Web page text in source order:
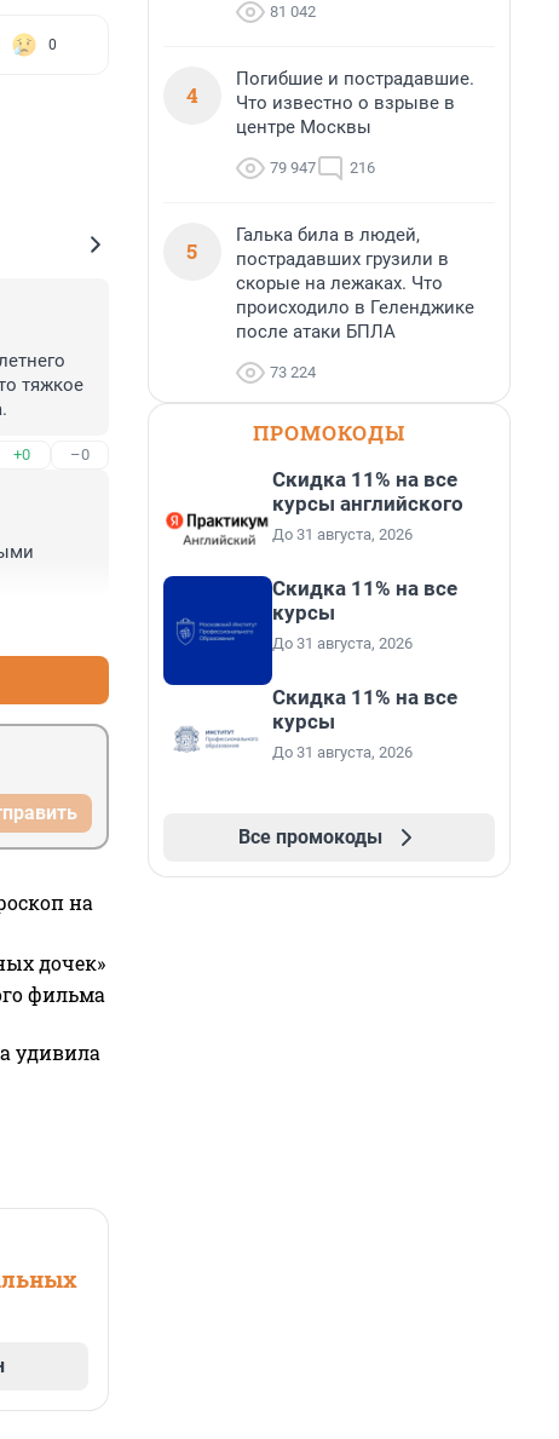
0
тяжкое
+0 –0
на
дочек»
фильма
удивила
81 042
4
Погибшие и пострадавшие.
Что известно о взрыве в
центре Москвы
79 947 216
5
Галька била в людей,
пострадавших грузили в
скорые на лежаках. Что
происходило в Геленджике
после атаки БПЛА
73 224
ПРОМОКОДЫ
Скидка 11% на все
курсы английского
До 31 августа, 2026
Скидка 11% на все
курсы
До 31 августа, 2026
Скидка 11% на все
курсы
До 31 августа, 2026
Все промокоды